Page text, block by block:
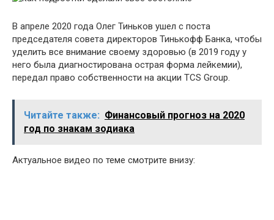
В апреле 2020 года Олег Тиньков ушел с поста
председателя совета директоров Тинькофф Банка, чтобы
уделить все внимание своему здоровью (в 2019 году у
него была диагностирована острая форма лейкемии),
передал право собственности на акции TCS Group.
Читайте также: Финансовый прогноз на 2020
год по знакам зодиака
Актуальное видео по теме смотрите внизу: